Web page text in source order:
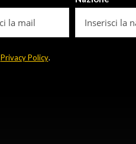
Privacy Policy.